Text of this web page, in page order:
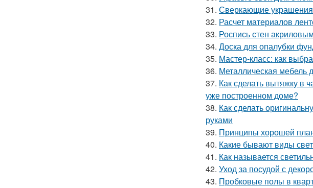
31. Сверкающие
32. Расчет материалов
33. Роспись стен
34. Доска для опалубки
35. Мастер-класс: как
36. Металлическая мебель
37. Как сделать вытяжку в
уже построенном доме?
38. Как сделать
руками
39. Принципы хорошей
40. Какие бывают виды
41. Как называется
42. Уход за посудой с
43. Пробковые полы в